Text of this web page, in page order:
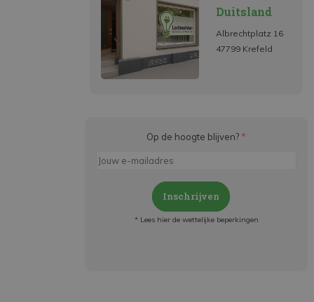
Duitsland
Albrechtplatz 16
47799 Krefeld
Op de hoogte blijven? *
Inschrijven
* Lees hier de wettelijke beperkingen